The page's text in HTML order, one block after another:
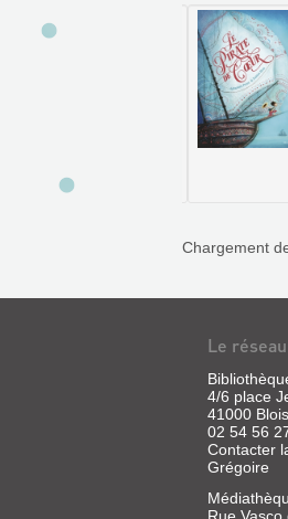
C'EST
UNE
RÉVOLTE
?
UNE
Gave,
Bourin
éditeur,
2006
(Essai)
La
thèse
AUX OISEAUX
le chant des
au piano, emmène le
ÉTOILE
SUR
LA
ROUTE
Livre
Pog
Chargement
Le réseau
4/6 place
41000 Blois
02 54 56
Contacter
Grégoire